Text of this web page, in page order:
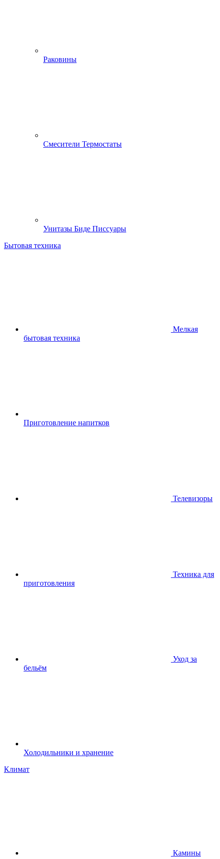
Раковины
Смесители Термостаты
Унитазы Биде Писсуары
Бытовая техника
Мелкая
бытовая техника
Приготовление напитков
Телевизоры
Техника для
приготовления
Уход за
бельём
Холодильники и хранение
Климат
Камины